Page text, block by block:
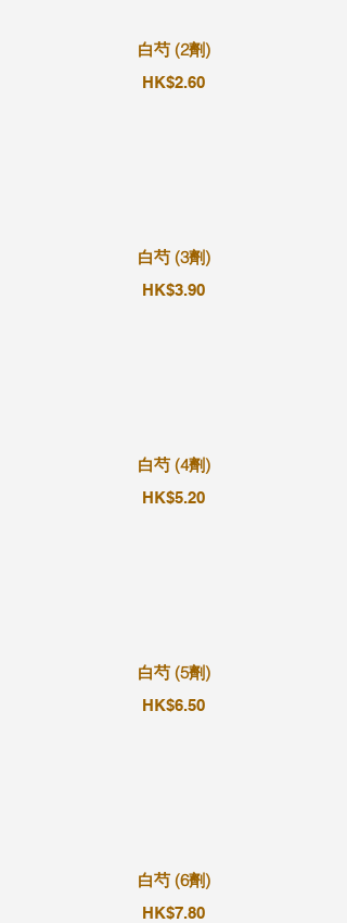
白芍 (2劑)
HK$2.60
白芍 (3劑)
HK$3.90
白芍 (4劑)
HK$5.20
白芍 (5劑)
HK$6.50
白芍 (6劑)
HK$7.80